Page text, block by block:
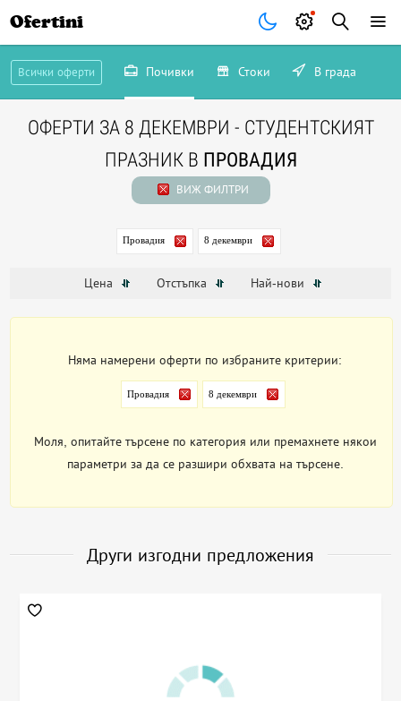
Ofertini
Всички оферти Почивки Стоки В града
ОФЕРТИ ЗА 8 ДЕКЕМВРИ - СТУДЕНТСКИЯТ
ПРАЗНИК В ПРОВАДИЯ
ВИЖ ФИЛТРИ
Провадия 8 декември
Цена Отстъпка Най-нови
Няма намерени оферти по избраните критерии:
Провадия 8 декември
Моля, опитайте търсене по категория или премахнете някои
параметри за да се разшири обхвата на търсене.
Други изгодни предложения